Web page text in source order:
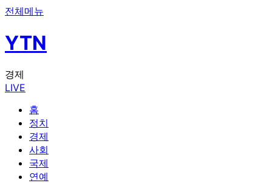
전체메뉴
YTN
경제
LIVE
홈
정치
경제
사회
국제
연예